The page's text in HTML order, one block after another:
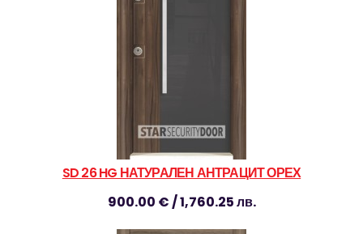
SD 26 HG НАТУРАЛЕН АНТРАЦИТ ОРЕХ
900.00 € / 1,760.25 лв.